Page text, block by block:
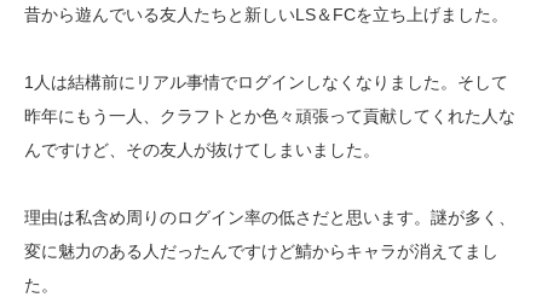
昔から遊んでいる友人たちと新しいLS＆FCを立ち上げました。
1人は結構前にリアル事情でログインしなくなりました。そして
昨年にもう一人、クラフトとか色々頑張って貢献してくれた人な
んですけど、その友人が抜けてしまいました。
理由は私含め周りのログイン率の低さだと思います。謎が多く、
変に魅力のある人だったんですけど鯖からキャラが消えてまし
た。